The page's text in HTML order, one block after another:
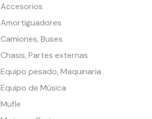
Accesorios
Amortiguadores
Camiones, Buses
Chasis, Partes externas
Equipo pesado, Maquinaria
Equipo de Música
Mufle